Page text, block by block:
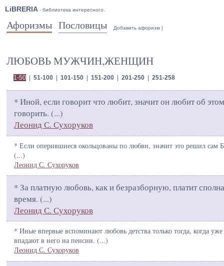
LiBRERIA - библиотека интересного.
Афоризмы Пословицы Добавить афоризм |
ЛЮБОВЬ МУЖЧИН,ЖЕНЩИН
1-50| 51-100| 101-150| 151-200| 201-250| 251-258
* Иной, если говорит что любит, значит он любит об этом
говорить. (...)
Леонид С. Сухоруков
* Если оперившиеся окольцованы по любви, значит это решил сам
(...)
Леонид С. Сухоруков
* За платную любовь, как и безразборную, платит сполна
время. (...)
Леонид С. Сухоруков
* Иные впервые вспоминают любовь детства только тогда, когда уже
впадают в него на пенсии. (...)
Леонид С. Сухоруков